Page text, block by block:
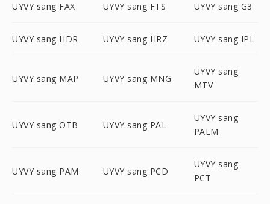
UYVY sang FAX UYVY sang FTS UYVY sang G3
UYVY sang HDR UYVY sang HRZ UYVY sang IPL
UYVY sang MAP UYVY sang MNG
UYVY sang
MTV
UYVY sang OTB UYVY sang PAL
UYVY sang
PALM
UYVY sang PAM UYVY sang PCD
UYVY sang
PCT